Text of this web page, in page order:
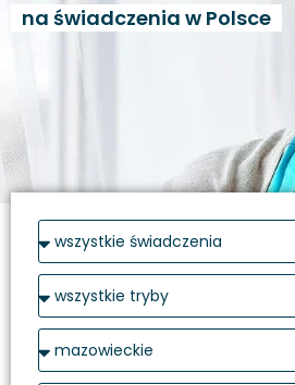
na świadczenia w Polsce